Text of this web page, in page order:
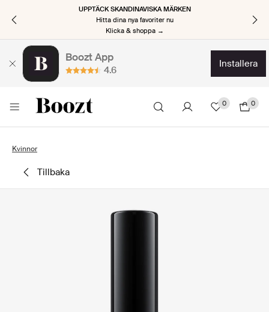
UPPTÄCK SKANDINAVISKA MÄRKEN
Hitta dina nya favoriter nu
Klicka & shoppa →
Boozt App
4.6
installera
0 0
Kvinnor
tillbaka